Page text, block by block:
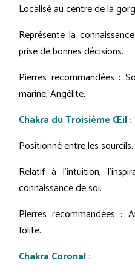
Localisé au centre de la
Représente la
prise de bonnes décisions.
Pierres recommandées :
marine, Angélite.
Chakra du Troisième Œil :
Positionné entre les sourcils.
Relatif à l'intuition,
connaissance de soi.
Pierres recommandées :
Iolite.
Chakra Coronal :